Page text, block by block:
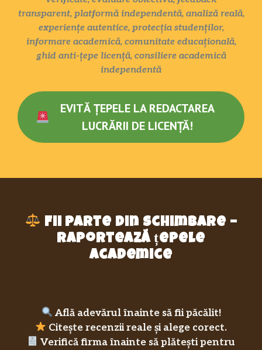
transparent, platformă independentă, analiză reală,
experiențe autentice, protecția studenților,
informare academică, comunitate educațională,
ghid anti-țepe licență, consiliere academică
independentă
EVITĂ ȚEPELE LA REDACTAREA
LUCRĂRII DE LICENȚĂ!
Fii parte din schimbare –
raportează țepele
academice
Află adevărul înainte să fii păcălit!
Citește recenzii reale și alege corect.
Verifică firma înainte să plătești pentru